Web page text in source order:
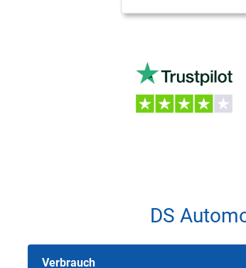
DS
Verbrauch